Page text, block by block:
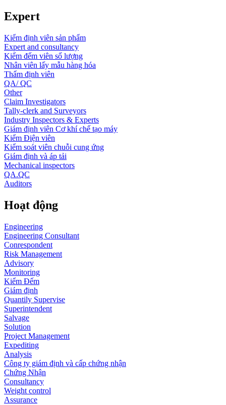
Expert
Kiểm định viên sản phẩm
Expert and consultancy
Kiểm đếm viên số lượng
Nhân viên lấy mẫu hàng hóa
Thẩm định viên
QA/ QC
Other
Claim Investigators
Tally-clerk and Surveyors
Industry Inspectors & Experts
Giám định viên Cơ khí chế tạo máy
Kiểm Điện viên
Kiểm soát viên chuỗi cung ứng
Giám định và áp tải
Mechanical inspectors
QA.QC
Auditors
Hoạt động
Engineering
Engineering Consultant
Conrespondent
Risk Management
Advisory
Monitoring
Kiểm Đếm
Giám định
Quantily Supervise
Superintendent
Salvage
Solution
Project Management
Expediting
Analysis
Công ty giám định và cấp chứng nhận
Chứng Nhận
Consultancy
Weight control
Assurance